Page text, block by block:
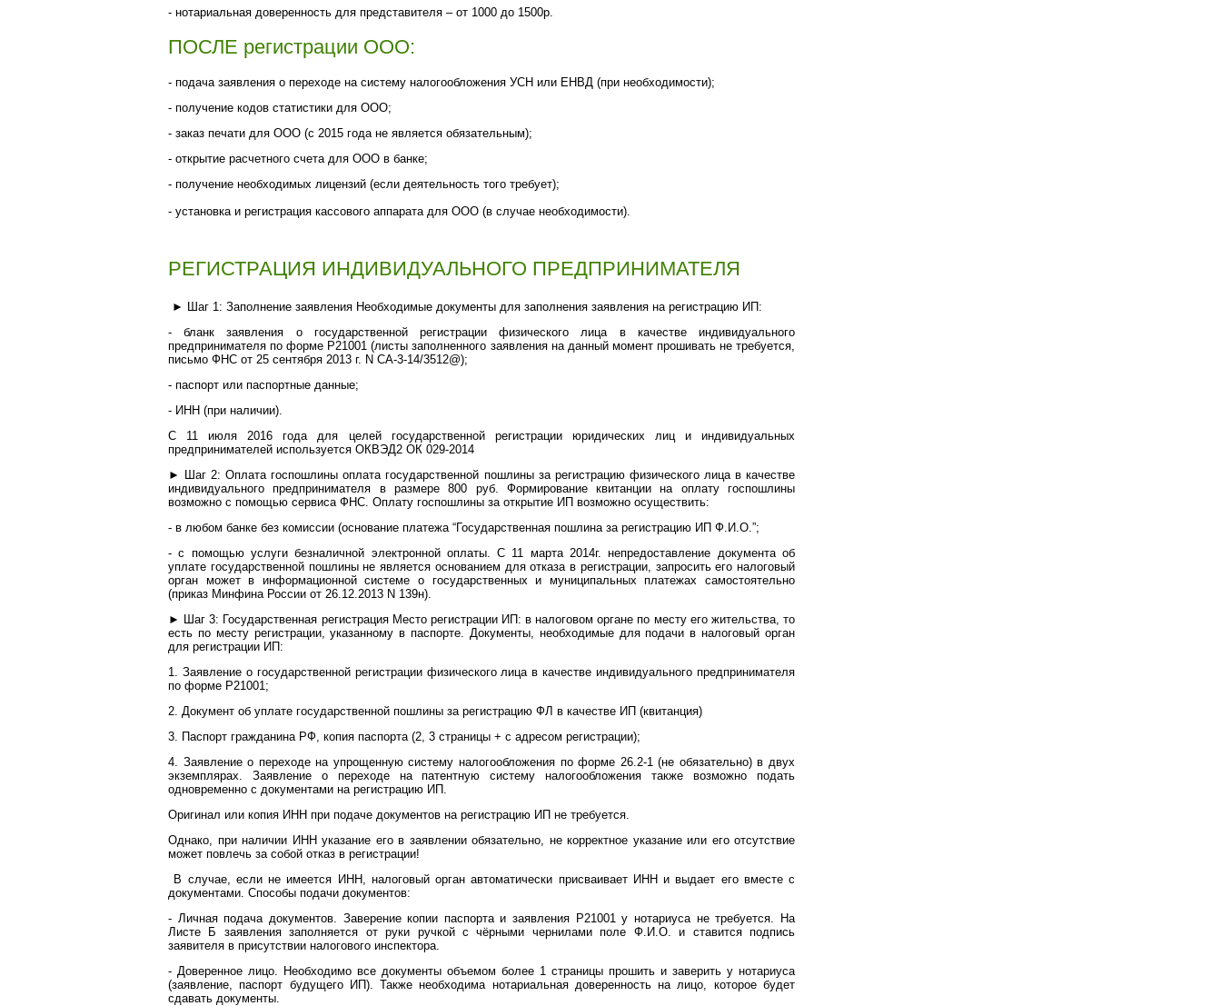
- нотариальная доверенность для представителя – от 1000 до 1500р.
ПОСЛЕ регистрации ООО:
- подача заявления о переходе на систему налогообложения УСН или ЕНВД (при необходимости);
- получение кодов статистики для ООО;
- заказ печати для ООО (с 2015 года не является обязательным);
- открытие расчетного счета для ООО в банке;
- получение необходимых лицензий (если деятельность того требует);
- установка и регистрация кассового аппарата для ООО (в случае необходимости).
РЕГИСТРАЦИЯ ИНДИВИДУАЛЬНОГО ПРЕДПРИНИМАТЕЛЯ
►
Шаг 1: Заполнение заявления Необходимые документы для заполнения заявления на регистрацию ИП:
- бланк заявления о государственной регистрации физического лица в качестве индивидуального
предпринимателя по форме P21001 (листы заполненного заявления на данный момент прошивать не требуется,
письмо ФНС от 25 сентября 2013 г. N СА-3-14/3512@);
- паспорт или паспортные данные;
- ИНН (при наличии).
С 11 июля 2016 года для целей государственной регистрации юридических лиц и индивидуальных
предпринимателей используется ОКВЭД2 ОК 029-2014
► Шаг 2: Оплата госпошлины оплата государственной пошлины за регистрацию физического лица в качестве
индивидуального предпринимателя в размере 800 руб. Формирование квитанции на оплату госпошлины
возможно с помощью сервиса ФНС. Оплату госпошлины за открытие ИП возможно осуществить:
- в любом банке без комиссии (основание платежа “Государственная пошлина за регистрацию ИП Ф.И.О.”;
- с помощью услуги безналичной электронной оплаты. С 11 марта 2014г. непредоставление документа об
уплате государственной пошлины не является основанием для отказа в регистрации, запросить его налоговый
орган может в информационной системе о государственных и муниципальных платежах самостоятельно
(приказ Минфина России от 26.12.2013 N 139н).
► Шаг 3: Государственная регистрация Место регистрации ИП: в налоговом органе по месту его жительства, то
есть по месту регистрации, указанному в паспорте. Документы, необходимые для подачи в налоговый орган
для регистрации ИП:
1. Заявление о государственной регистрации физического лица в качестве индивидуального предпринимателя
по форме P21001;
2. Документ об уплате государственной пошлины за регистрацию ФЛ в качестве ИП (квитанция)
3. Паспорт гражданина РФ, копия паспорта (2, 3 страницы + с адресом регистрации);
4. Заявление о переходе на упрощенную систему налогообложения по форме 26.2-1 (не обязательно) в двух
экземплярах. Заявление о переходе на патентную систему налогообложения также возможно подать
одновременно с документами на регистрацию ИП.
Оригинал или копия ИНН при подаче документов на регистрацию ИП не требуется.
Однако, при наличии ИНН указание его в заявлении обязательно, не корректное указание или его отсутствие
может повлечь за собой отказ в регистрации!
В случае, если не имеется ИНН, налоговый орган автоматически присваивает ИНН и выдает его вместе с
документами. Способы подачи документов:
- Личная подача документов. Заверение копии паспорта и заявления Р21001 у нотариуса не требуется. На
Листе Б заявления заполняется от руки ручкой с чёрными чернилами поле Ф.И.О. и ставится подпись
заявителя в присутствии налогового инспектора.
- Доверенное лицо. Необходимо все документы объемом более 1 страницы прошить и заверить у нотариуса
(заявление, паспорт будущего ИП). Также необходима нотариальная доверенность на лицо, которое будет
сдавать документы.